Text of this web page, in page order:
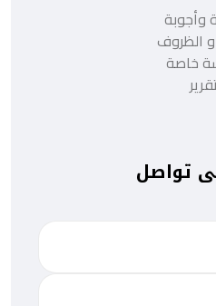
وأجوبة
و الظروف
خاصة
تقرير
تواصل